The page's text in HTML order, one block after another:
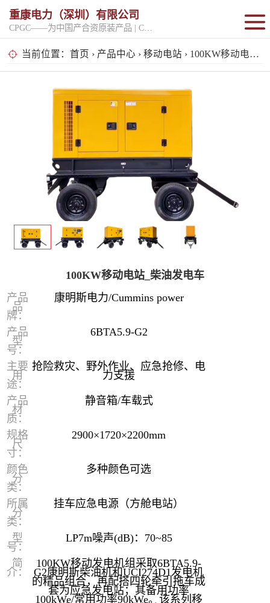
重康电力（深圳）有限公司
当前位置： 首页 › 产品中心 › 移动电站 › 100KW移动电站_柴油发电车
100KW移动电站_柴油发电车
产品
品
牌：
康明斯电力/Cummins power
产品
型
号：
6BTA5.9-G2
主要
用
途：
抢险救灾、野外作业、应急抢修、电
力支援
产品
材
质：
静音箱/车载式
规格
尺
寸：
2900×1720×2200mm
颜色
分
类：
多种颜色可选
所属
分
类：
挂车应急电源（方舱电站）
型
号：
LP7m噪声(dB)：70~85
简
介：
100KW移动发电机组采取6BTA5.9-
G2康明斯柴油机和UCI274D1发电机
的精品组合，再配搭四轮牵引拖车成
套为应急发电站；其备用功率
100kWe/常用功率90kWe。该系列移
固定开架式